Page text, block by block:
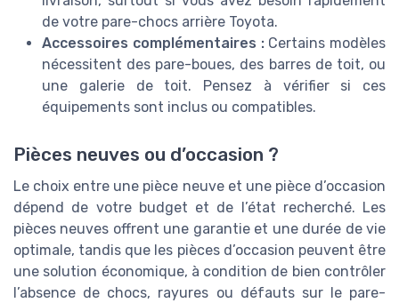
de votre pare-chocs arrière Toyota.
Accessoires complémentaires :Certains modèles
nécessitent des pare-boues, des barres de toit, ou
une galerie de toit. Pensez à vérifier si ces
équipements sont inclus ou compatibles.
Pièces neuves ou d’occasion ?
Le choix entre une pièce neuve et une pièce d’occasion
dépend de votre budget et de l’état recherché. Les
pièces neuves offrent une garantie et une durée de vie
optimale, tandis que les pièces d’occasion peuvent être
une solution économique, à condition de bien contrôler
l’absence de chocs, rayures ou défauts sur le pare-